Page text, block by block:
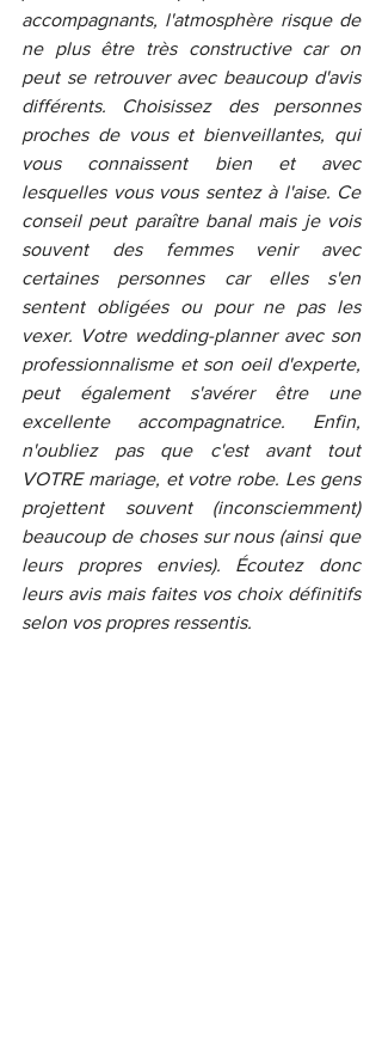
accompagnants, l'atmosphère risque de
ne plus être très constructive car on
peut se retrouver avec beaucoup d'avis
différents. Choisissez des personnes
proches de vous et bienveillantes, qui
vous connaissent bien et avec
lesquelles vous vous sentez à l'aise. Ce
conseil peut paraître banal mais je vois
souvent des femmes venir avec
certaines personnes car elles s'en
sentent obligées ou pour ne pas les
vexer. Votre wedding-planner avec son
professionnalisme et son oeil d'experte,
peut également s'avérer être une
excellente accompagnatrice. Enfin,
n'oubliez pas que c'est avant tout
VOTRE mariage, et votre robe. Les gens
projettent souvent (inconsciemment)
beaucoup de choses sur nous (ainsi que
leurs propres envies). Écoutez donc
leurs avis mais faites vos choix définitifs
selon vos propres ressentis.